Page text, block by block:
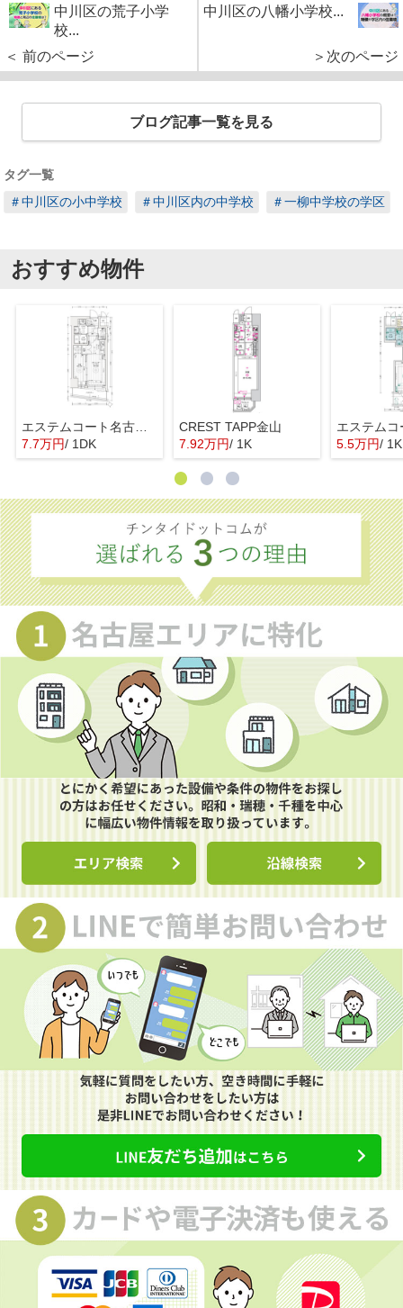
中川区の荒子小学
校...
＜ 前のページ
中川区の八幡小学校...
＞次のページ
ブログ記事一覧を見る
タグ一覧
＃中川区の小中学校
＃中川区内の中学校 ＃一柳中学校の学区
おすすめ物件
エステムコート名古屋上前津
7.7万円/ 1DK
CREST TAPP金山
7.92万円/ 1K 5.5万円/ 1K